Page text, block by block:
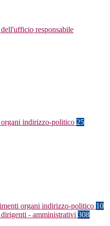
responsabile
indirizzo-politico 25
organi indirizzo-politico 10
- amministrativi 308